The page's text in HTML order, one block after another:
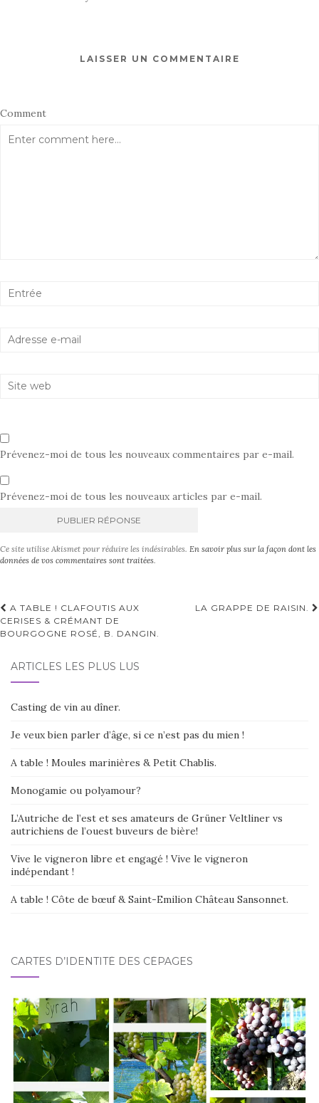
LAISSER UN COMMENTAIRE
Comment
Prévenez-moi de tous les nouveaux commentaires par e-mail.
Prévenez-moi de tous les nouveaux articles par e-mail.
l
n
a
Ce site utilise Akismet pour réduire les indésirables. En savoir plus sur la façon dont les
données de vos commentaires sont traitées.
Navigation
d'article
A TABLE ! CLAFOUTIS AUX
CERISES & CRÉMANT DE
BOURGOGNE ROSÉ, B. DANGIN.
LA GRAPPE DE RAISIN.
ARTICLES LES PLUS LUS
Casting de vin au dîner.
Je veux bien parler d’âge, si ce n’est pas du mien !
A table ! Moules marinières & Petit Chablis.
Monogamie ou polyamour?
L’Autriche de l’est et ses amateurs de Grüner Veltliner vs
autrichiens de l’ouest buveurs de bière!
Vive le vigneron libre et engagé ! Vive le vigneron
indépendant !
A table ! Côte de bœuf & Saint-Emilion Château Sansonnet.
CARTES D’IDENTITÉ DES CÉPAGES